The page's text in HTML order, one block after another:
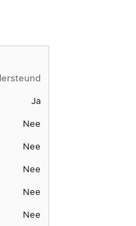
Ja
Nee
Nee
Nee
Nee
Nee